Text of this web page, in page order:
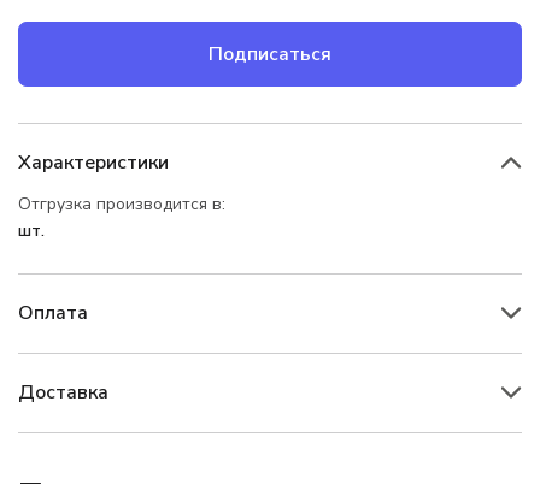
Подписаться
Характеристики
Отгрузка производится в:
шт.
Оплата
Доставка